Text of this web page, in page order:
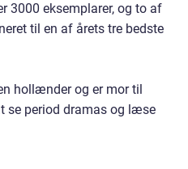
3000 eksemplarer, og to af
til en af årets tre bedste
hollænder og er mor til
se period dramas og læse